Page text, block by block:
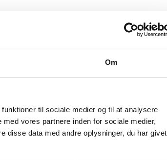
Om
til sociale medier og til at analysere
vores partnere inden for sociale medier,
disse data med andre oplysninger, du har givet